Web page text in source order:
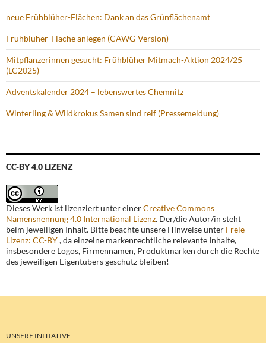
neue Frühblüher-Flächen: Dank an das Grünflächenamt
Frühblüher-Fläche anlegen (CAWG-Version)
Mitpflanzerinnen gesucht: Frühblüher Mitmach-Aktion 2024/25
(LC2025)
Adventskalender 2024 – lebenswertes Chemnitz
Winterling & Wildkrokus Samen sind reif (Pressemeldung)
CC-BY 4.0 LIZENZ
Dieses Werk ist lizenziert unter einerCreative Commons
Namensnennung 4.0 International Lizenz. Der/die Autor/in steht
beim jeweiligen Inhalt. Bitte beachte unsere Hinweise unter Freie
Lizenz: CC-BY, da einzelne markenrechtliche relevante Inhalte,
insbesondere Logos, Firmennamen, Produktmarken durch die Rechte
des jeweiligen Eigentübers geschütz bleiben!
UNSERE INITIATIVE